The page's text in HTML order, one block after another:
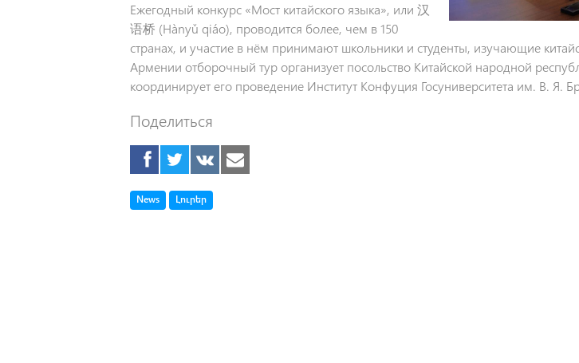
Ежегодный конкурс «Мост китайского языка», или 汉
语桥 (Hànyǔ qiáo), проводится более, чем в 150
странах, и участие в нём принимают школьники и студенты, изучающие
Армении отборочный тур организует посольство Китайской народной
координирует его проведение Институт Конфуция Госуниверситета им. В. Я.
Поделиться
TagNews TagԼուրեր